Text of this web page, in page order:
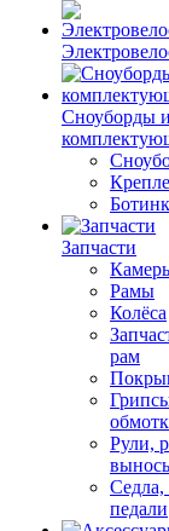
Cноуборды и
Запчасти
Рамы
Колёса
рам
Рули,
педали